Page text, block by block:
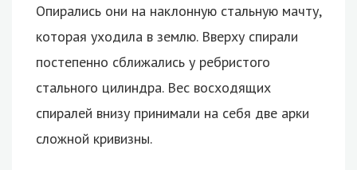
Опирались они на наклонную стальную мачту,
которая уходила в землю. Вверху спирали
постепенно сближались у ребристого
стального цилиндра. Вес восходящих
спиралей внизу принимали на себя две арки
сложной кривизны.